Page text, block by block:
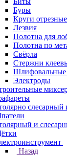
Буры
Круги отрезные
Лезвия
Полотна для
Полотна по
Свёрла
Стержни
Шлифовальные
Электроды
слесарный
и
Назад